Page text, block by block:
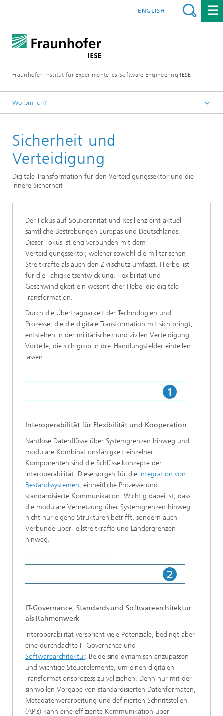
Fraunhofer-Institut für Experimentelles Software Engineering IESE
ENGLISH
Wo bin ich?
Innovationsthemen
Sicherheit und
Verteidigung
Digitale Transformation für den Verteidigungssektor und die
innere Sicherheit
Der Fokus auf Souveränität und Resilienz eint aktuell
sämtliche Bestrebungen Europas und Deutschlands.
Dieser Fokus ist eng verbunden mit dem
Verteidigungssektor, welcher sowohl die militärischen
Streitkräfte als auch den Zivilschutz umfasst. Hierbei ist
für die Fähigkeitsentwicklung, Flexibilität und
Geschwindigkeit ein wesentlicher Hebel die digitale
Transformation.
Durch die Übertragbarkeit der Technologien und
Prozesse, die die digitale Transformation mit sich bringt,
entstehen in der militärischen und zivilen Verteidigung
Vorteile, die sich grob in drei Handlungsfelder einteilen
lassen.
Interoperabilität für Flexibilität und Kooperation
Nahtlose Datenflüsse über Systemgrenzen hinweg und
modulare Kombinationsfähigkeit einzelner
Komponenten sind die Schlüsselkonzepte der
Interoperabilität. Diese sorgen für die Integration von
Bestandssystemen, einheitliche Prozesse und
standardisierte Kommunikation. Wichtig dabei ist, dass
die modulare Vernetzung über Systemgrenzen hinweg
nicht nur eigene Strukturen betrifft, sondern auch
Verbünde über Teilstreitkräfte und Ländergrenzen
hinweg.
IT-Governance, Standards und Softwarearchitektur
als Rahmenwerk
Interoperabilität verspricht viele Potenziale, bedingt aber
eine durchdachte IT-Governance und
Softwarearchitektur. Beide sind dynamisch anzupassen
und wichtige Steuerelemente, um einen digitalen
Transformationsprozess zu vollziehen. Denn nur mit der
sinnvollen Vorgabe von standardisierten Datenformaten,
Metadatenverarbeitung und definierten Schnittstellen
(APIs) kann eine effiziente Kommunikation über